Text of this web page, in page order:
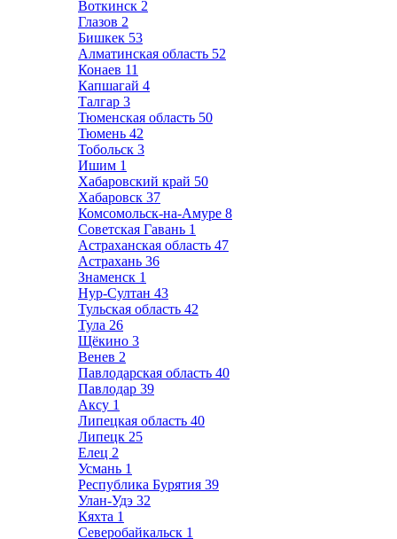
Воткинск 2
Глазов 2
Бишкек 53
Алматинская область 52
Конаев 11
Капшагай 4
Талгар 3
Тюменская область 50
Тюмень 42
Тобольск 3
Ишим 1
Хабаровский край 50
Хабаровск 37
Комсомольск-на-Амуре 8
Советская Гавань 1
Астраханская область 47
Астрахань 36
Знаменск 1
Нур-Султан 43
Тульская область 42
Тула 26
Щёкино 3
Венев 2
Павлодарская область 40
Павлодар 39
Аксу 1
Липецкая область 40
Липецк 25
Елец 2
Усмань 1
Республика Бурятия 39
Улан-Удэ 32
Кяхта 1
Северобайкальск 1